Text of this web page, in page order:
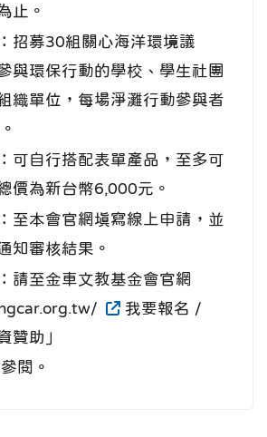
止。
招募30組關心海洋環境議
與環保行動的學校、學生社團
織單位，每場淨灘行動參與者
可自行搭配表單產品，至多可
價為新台幣6,000元。
至本會官網填寫線上申請，並
知審核結果。
請至金車文教基金會官網
我要報名 /
贊助」
閱。